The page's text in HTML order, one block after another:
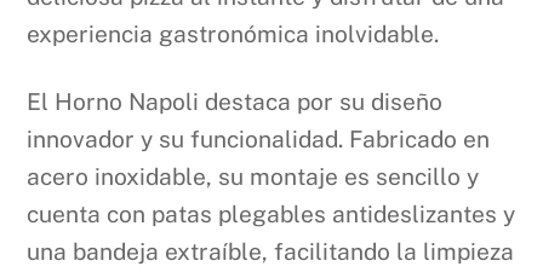
experiencia gastronómica inolvidable.
El Horno Napoli destaca por su diseño
innovador y su funcionalidad. Fabricado en
acero inoxidable, su montaje es sencillo y
cuenta con patas plegables antideslizantes y
una bandeja extraíble, facilitando la limpieza